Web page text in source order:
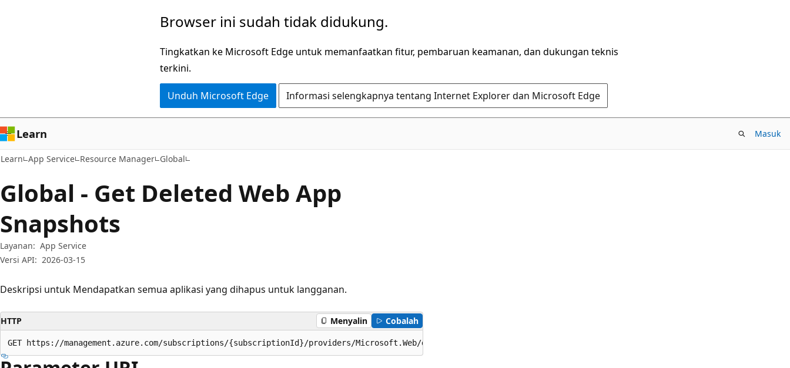
Browser ini sudah tidak didukung.
Tingkatkan ke Microsoft Edge untuk memanfaatkan fitur, pembaruan keamanan, dan dukungan teknis
terkini.
Unduh Microsoft Edge Informasi selengkapnya tentang Internet Explorer dan Microsoft Edge
Learn Masuk
Learn App Service Resource Manager Global
Global - Get Deleted Web App
Snapshots
Layanan: App Service
Versi API: 2026-03-15
Deskripsi untuk Mendapatkan semua aplikasi yang dihapus untuk langganan.
HTTP Menyalin Cobalah
GET https://management.azure.com/subscriptions/{subscriptionId}/providers/Microsoft.Web/deletedSites/{deletedSiteId}/snapshots?api-version=2026-03-15